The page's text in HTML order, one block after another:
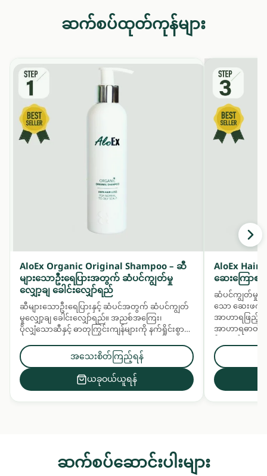
ဆက်စပ်ထုတ်ကုန်များ
AloEx Organic Original Shampoo – ဆီ
များသောဦးရေပြားအတွက် ဆံပင်ကျွတ်မှု
လျှော့ချ ခေါင်းလျှော်ရည်
ဆီများသောဦးရေပြားနှင့် ဆံပင်အတွက် ဆံပင်ကျွတ်
မှုလျှော့ချ ခေါင်းလျှော်ရည်။ အညစ်အကြေး၊
ပိုလျှံသောဆီနှင့် ဓာတုကြွင်းကျန်များကို နက်ရှိုင်းစွာ
ဦးရေပြားနှင့် ဆံပင်ကို အာဟာရဖြည့်ပေးသည်။
အသေးစိတ်ကြည့်ရန်
ယခုဝယ်ယူရန်
AloEx
ဆေးကြော
ဆံပင်ကျွတ်မှုပ
သော ဆေးဖက်
အာဟာရဖြည့်ပ
အာဟာရဓာတ်
ဆက်စပ်ဆောင်းပါးများ